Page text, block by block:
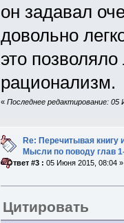
он задавал
довольно
это
рационализм.
« Последнее редактирование:
Re: Перечитывая книгу
Мысли по поводу глав
«Ответ #3 : 05 Июня 2015, 08:04 »
Цитировать